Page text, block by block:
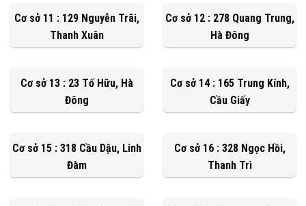
Cơ sở 11 : 129 Nguyễn Trãi,
Thanh Xuân
Cơ sở 12 : 278 Quang Trung,
Hà Đông
Cơ sở 13 : 23 Tố Hữu, Hà
Đông
Cơ sở 14 : 165 Trung Kính,
Cầu Giấy
Cơ sở 15 : 318 Cầu Dậu, Linh
Đàm
Cơ sở 16 : 328 Ngọc Hồi,
Thanh Trì